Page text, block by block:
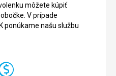
môžete kúpiť
V prípade
ponúkame našu službu